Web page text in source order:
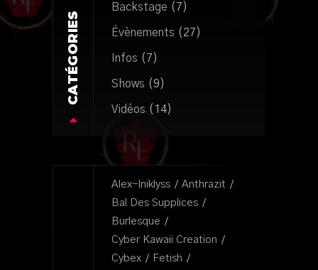
CATÉGORIES
Backstage (7)
Évènements (27)
Infos (7)
Shows (9)
Vidéos (14)
Alex-Iniklyss
Anthrazit
Bal Des Supplices
Burlesque
Cyber Kawaii Creation
Cybex
Fetish